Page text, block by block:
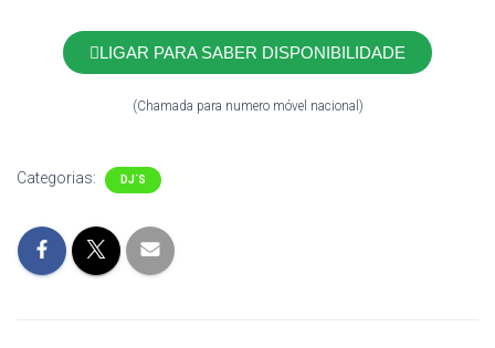
LIGAR PARA SABER DISPONIBILIDADE
(Chamada para numero móvel nacional)
Categorias: DJ´S